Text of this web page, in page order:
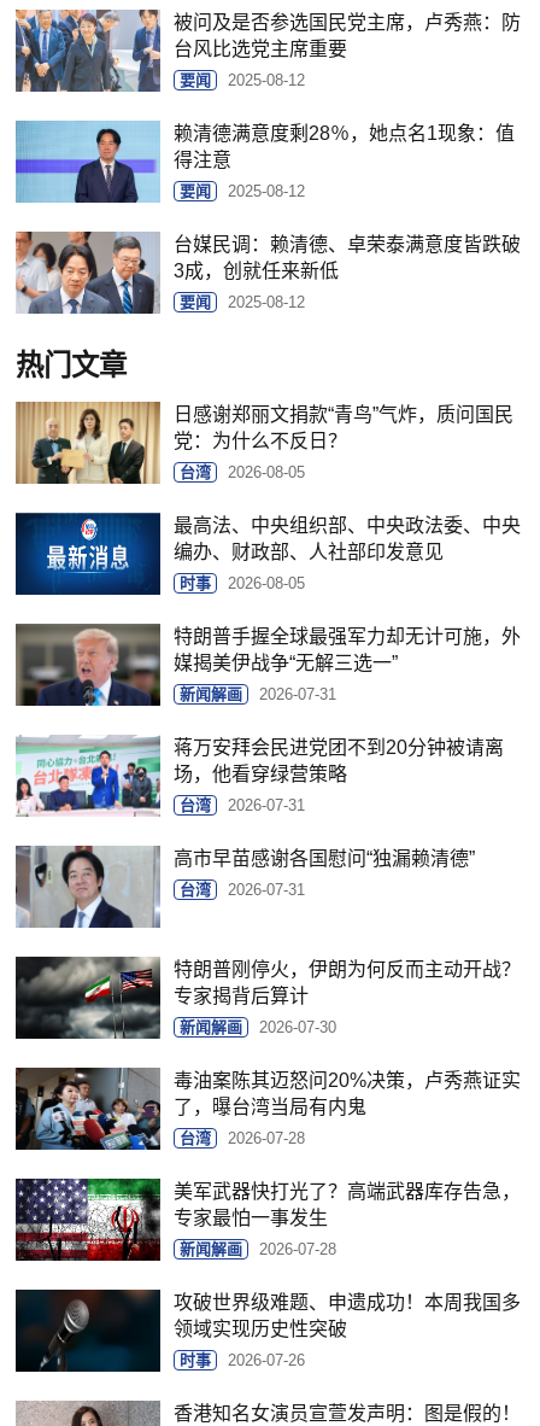
被问及是否参选国民党主席，卢秀燕：防
台风比选党主席重要
要闻 2025-08-12
赖清德满意度剩28％，她点名1现象：值
得注意
要闻 2025-08-12
台媒民调：赖清德、卓荣泰满意度皆跌破
3成，创就任来新低
要闻 2025-08-12
热门文章
日感谢郑丽文捐款“青鸟”气炸，质问国民
党：为什么不反日？
台湾 2026-08-05
最高法、中央组织部、中央政法委、中央
编办、财政部、人社部印发意见
时事 2026-08-05
特朗普手握全球最强军力却无计可施，外
媒揭美伊战争“无解三选一”
新闻解画 2026-07-31
蒋万安拜会民进党团不到20分钟被请离
场，他看穿绿营策略
台湾 2026-07-31
高市早苗感谢各国慰问“独漏赖清德”
台湾 2026-07-31
特朗普刚停火，伊朗为何反而主动开战？
专家揭背后算计
新闻解画 2026-07-30
毒油案陈其迈怒问20%决策，卢秀燕证实
了，曝台湾当局有内鬼
台湾 2026-07-28
美军武器快打光了？高端武器库存告急，
专家最怕一事发生
新闻解画 2026-07-28
攻破世界级难题、申遗成功！本周我国多
领域实现历史性突破
时事 2026-07-26
香港知名女演员宣萱发声明：图是假的！